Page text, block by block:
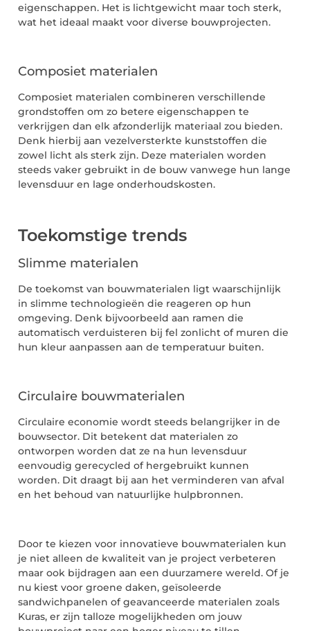
eigenschappen. Het is lichtgewicht maar toch sterk,
wat het ideaal maakt voor diverse bouwprojecten.
Composiet materialen
Composiet materialen combineren verschillende
grondstoffen om zo betere eigenschappen te
verkrijgen dan elk afzonderlijk materiaal zou bieden.
Denk hierbij aan vezelversterkte kunststoffen die
zowel licht als sterk zijn. Deze materialen worden
steeds vaker gebruikt in de bouw vanwege hun lange
levensduur en lage onderhoudskosten.
Toekomstige trends
Slimme materialen
De toekomst van bouwmaterialen ligt waarschijnlijk
in slimme technologieën die reageren op hun
omgeving. Denk bijvoorbeeld aan ramen die
automatisch verduisteren bij fel zonlicht of muren die
hun kleur aanpassen aan de temperatuur buiten.
Circulaire bouwmaterialen
Circulaire economie wordt steeds belangrijker in de
bouwsector. Dit betekent dat materialen zo
ontworpen worden dat ze na hun levensduur
eenvoudig gerecycled of hergebruikt kunnen
worden. Dit draagt bij aan het verminderen van afval
en het behoud van natuurlijke hulpbronnen.
Door te kiezen voor innovatieve bouwmaterialen kun
je niet alleen de kwaliteit van je project verbeteren
maar ook bijdragen aan een duurzamere wereld. Of je
nu kiest voor groene daken, geïsoleerde
sandwichpanelen of geavanceerde materialen zoals
Kuras, er zijn talloze mogelijkheden om jouw